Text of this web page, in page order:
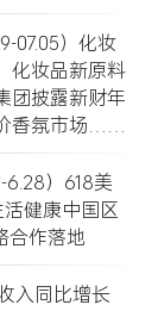
07.05）化妆
化妆品新原料
团披露新财年
香氛市场……
6.28）618美
健康中国区
合作落地
入同比增长